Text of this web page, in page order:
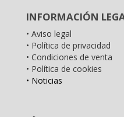
INFORMACIÓN
• Aviso legal
• Política de privacidad
• Condiciones de venta
• Política de cookies
• Noticias